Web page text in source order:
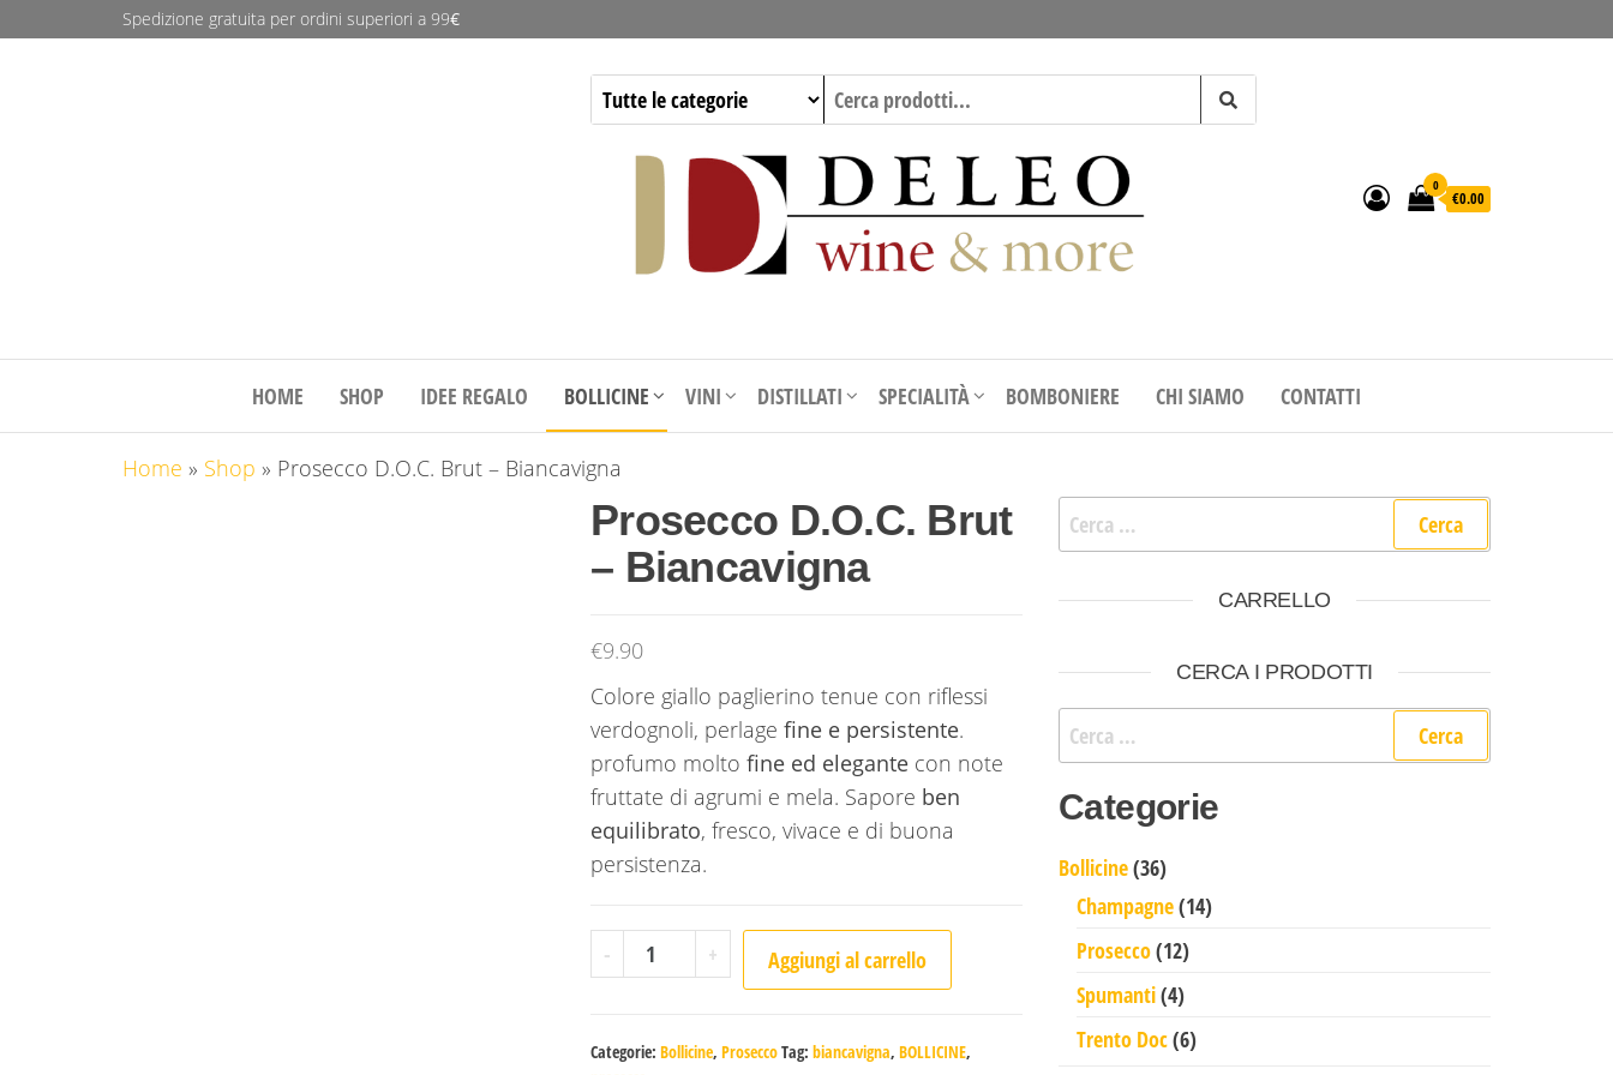
Spedizione gratuita per ordini superiori a 99€
0
€0.00
HOME SHOP IDEE REGALO BOLLICINE VINI DISTILLATI SPECIALITÀ BOMBONIERE CHI SIAMO CONTATTI
Home » Shop » Prosecco D.O.C. Brut – Biancavigna
Prosecco D.O.C. Brut
– Biancavigna
€9.90
Colore giallo paglierino tenue con riflessi
verdognoli, perlage fine e persistente.
profumo molto fine ed elegante con note
fruttate di agrumi e mela. Sapore ben
equilibrato, fresco, vivace e di buona
persistenza.
- Prosecco D.O.C. Brut - Biancavigna quantità
+ Aggiungi al carrello
Categorie: Bollicine, ProseccoTag: biancavigna, BOLLICINE,
Ricerca per:
CARRELLO
CERCA I PRODOTTI
Ricerca per:
Categorie
Bollicine 3636 prodotti
Champagne 1414 prodotti
Prosecco 1212 prodotti
Spumanti 44 prodotti
Trento Doc 66 prodotti